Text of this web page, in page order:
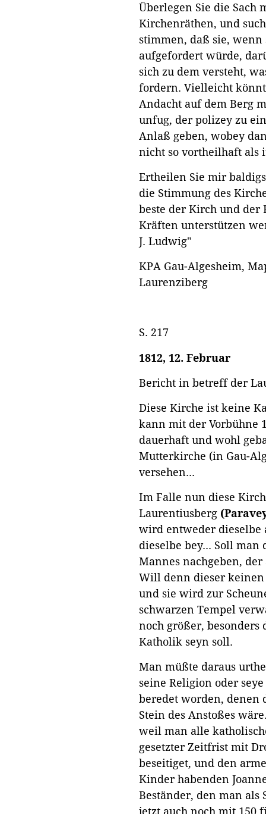
Überlegen Sie die Sach
Kirchenräthen, und
stimmen, daß sie,
aufgefordert würde,
sich zu dem versteht,
fordern. Vielleicht
Andacht auf dem Berg
unfug, der polizey zu
Anlaß geben, wobey
nicht so vortheilhaft als
Ertheilen Sie mir
die Stimmung des
beste der Kirch und
Kräften unterstützen
J. Ludwig"
KPA Gau-Algesheim,
Laurenziberg
S. 217
1812, 12. Februar
Bericht in betreff der
Diese Kirche ist keine
kann mit der Vorbühne
dauerhaft und wohl
Mutterkirche (in Gau-
versehen...
Im Falle nun diese
Laurentiusberg
wird entweder dieselbe
dieselbe bey... Soll
Mannes nachgeben,
Will denn dieser keinen
und sie wird zur
schwarzen Tempel
noch größer, besonders
Katholik seyn soll.
Man müßte daraus
seine Religion oder
beredet worden, denen
Stein des Anstoßes
weil man alle
gesetzter Zeitfrist mit
beseitiget, und den
Kinder habenden
Beständer, den man als